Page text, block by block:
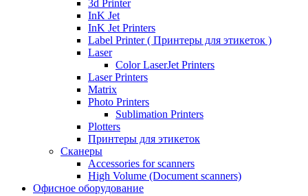
3d Printer
InK Jet
InK Jet Printers
Label Printer ( Принтеры для этикеток )
Laser
Color LaserJet Printers
Laser Printers
Matrix
Photo Printers
Sublimation Printers
Plotters
Принтеры для этикеток
Сканеры
Accessories for scanners
High Volume (Document scanners)
Офисное оборудование